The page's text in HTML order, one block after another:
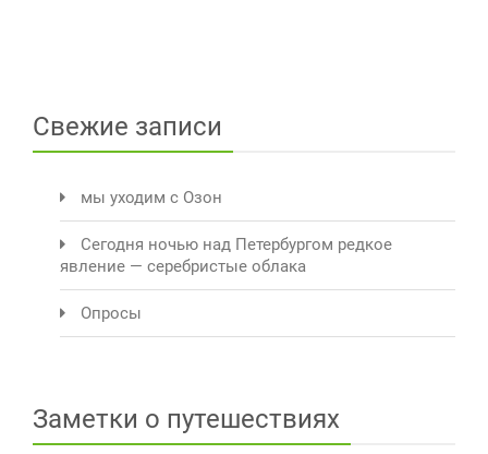
Свежие записи
мы уходим с Озон
Сегодня ночью над Петербургом редкое
явление — серебристые облака
Опросы
Заметки о путешествиях